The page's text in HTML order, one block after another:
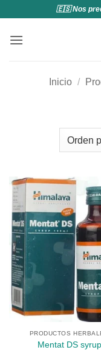
contenido
🇪🇸 Nos
Inicio /
PRODUCTOS
Mentat DS syrup